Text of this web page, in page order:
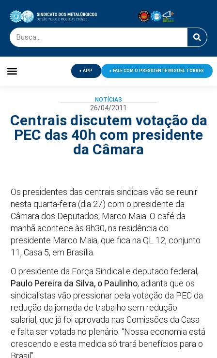
APP FALE COM O PRESIDENTE MIGUEL TORRES
NOTÍCIAS
26/04/2011
Centrais discutem votação da
PEC das 40h com presidente
da Câmara
Os presidentes das centrais sindicais vão se reunir
nesta quarta-feira (dia 27) com o presidente da
Câmara dos Deputados, Marco Maia. O café da
manhã acontece às 8h30, na residência do
presidente Marco Maia, que fica na QL 12, conjunto
11, Casa 5, em Brasília.
O presidente da Força Sindical e deputado federal,
Paulo Pereira da Silva, o Paulinho, adianta que os
sindicalistas vão pressionar pela votação da PEC da
redução da jornada de trabalho sem redução
salarial, que já foi aprovada nas Comissões da Casa
e falta ser votada no plenário. “Nossa economia está
crescendo e esta medida só trará benefícios para o